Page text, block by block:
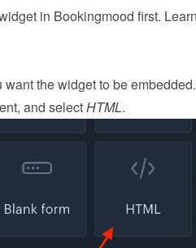
the widget to be embedded.
and select HTML.